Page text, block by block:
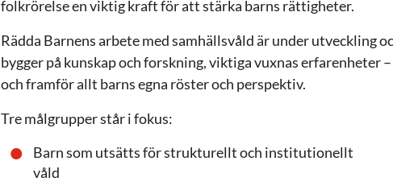
folkrörelse en viktig kraft för att stärka barns rättigheter.
Rädda Barnens arbete med samhällsvåld är under utveckling
bygger på kunskap och forskning, viktiga vuxnas erfarenheter –
och framför allt barns egna röster och perspektiv.
Tre målgrupper står i fokus:
Barn som utsätts för strukturellt och institutionellt
våld